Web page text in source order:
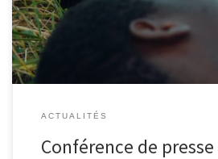
ACTUALITÉS
Conférence de